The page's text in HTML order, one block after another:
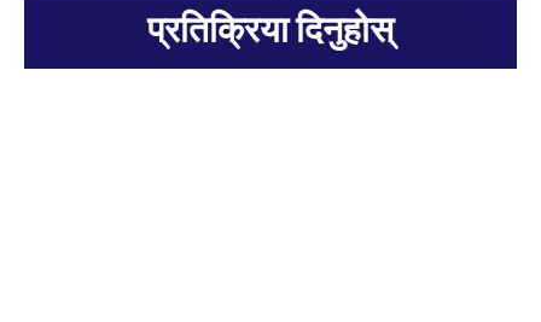
प्रतिक्रिया दिनुहोस्